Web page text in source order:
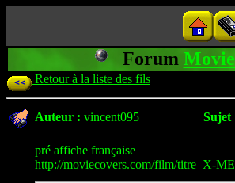
Forum
Retour à la liste des fils
Auteur : vincent095 Sujet
pré affiche française
http://moviecovers.com/film/titre_X-